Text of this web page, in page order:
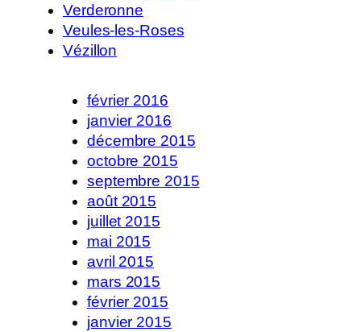
Verderonne
Veules-les-Roses
Vézillon
février 2016
janvier 2016
décembre 2015
octobre 2015
septembre 2015
août 2015
juillet 2015
mai 2015
avril 2015
mars 2015
février 2015
janvier 2015